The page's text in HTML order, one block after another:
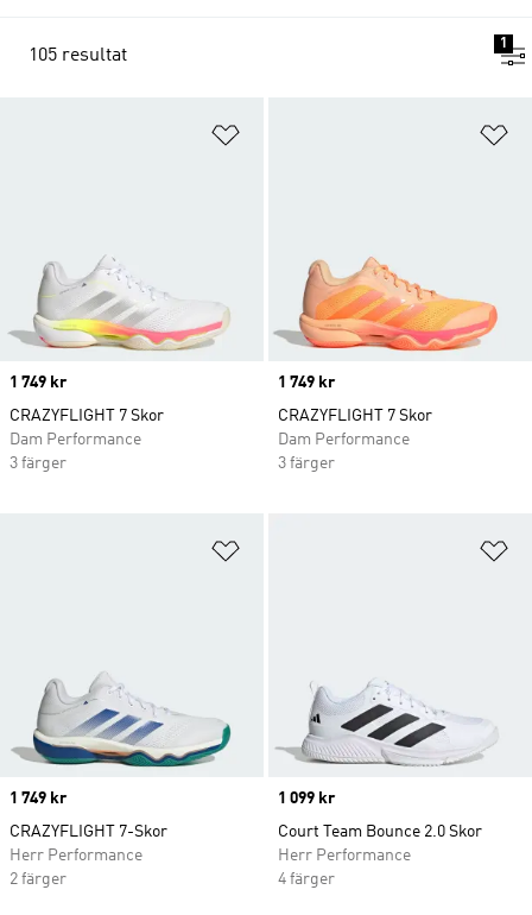
105 resultat
1
Price
1 749 kr
CRAZYFLIGHT 7 Skor
Dam Performance
3 färger
Price
1 749 kr
CRAZYFLIGHT 7 Skor
Dam Performance
3 färger
Price
1 749 kr
CRAZYFLIGHT 7-Skor
Herr Performance
2 färger
Price
1 099 kr
Court Team Bounce 2.0 Skor
Herr Performance
4 färger